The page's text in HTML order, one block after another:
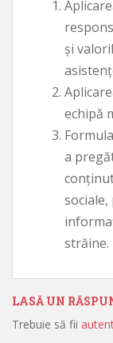
şi
echipă
a
străine.
LASĂ UN
Trebuie să fii